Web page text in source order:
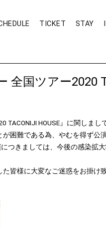
TICKET STAY
全国ツアー2020
TACONIJI HOUSE』に関し
困難である為、やむを得ず公
つきましては、今後の感染拡
皆様に大変なご迷惑をお掛け